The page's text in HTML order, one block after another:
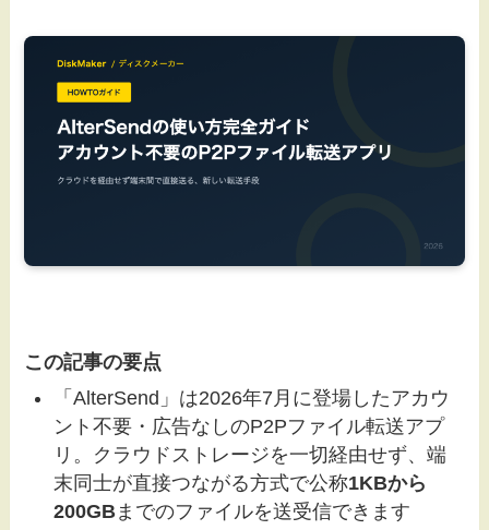
この記事の要点
「AlterSend」は2026年7月に登場したアカウ
ント不要・広告なしのP2Pファイル転送アプ
リ。クラウドストレージを一切経由せず、端
末同士が直接つながる方式で公称1KBから
200GBまでのファイルを送受信できます